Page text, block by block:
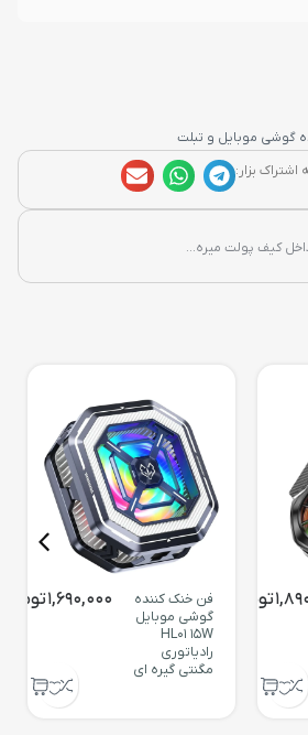
گوشی موبایل و تبلت
بزار:
تومان
فن خنک کننده
گوشی موبایل
HL01 15W
رادیاتوری
مگنتی گیره ای
1,690,000تومان